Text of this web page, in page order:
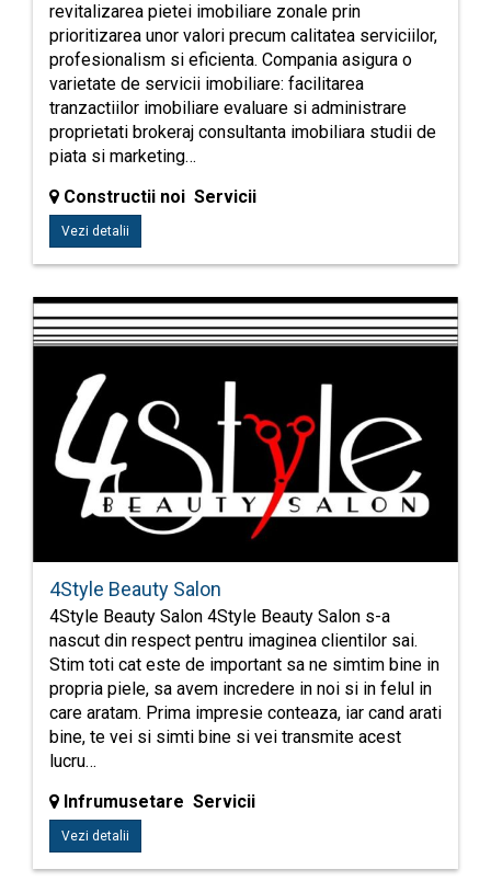
revitalizarea pietei imobiliare zonale prin
prioritizarea unor valori precum calitatea serviciilor,
profesionalism si eficienta. Compania asigura o
varietate de servicii imobiliare: facilitarea
tranzactiilor imobiliare evaluare si administrare
proprietati brokeraj consultanta imobiliara studii de
piata si marketing…
Constructii noi Servicii
Vezi detalii
4Style Beauty Salon
4Style Beauty Salon 4Style Beauty Salon s-a
nascut din respect pentru imaginea clientilor sai.
Stim toti cat este de important sa ne simtim bine in
propria piele, sa avem incredere in noi si in felul in
care aratam. Prima impresie conteaza, iar cand arati
bine, te vei si simti bine si vei transmite acest
lucru…
Infrumusetare Servicii
Vezi detalii